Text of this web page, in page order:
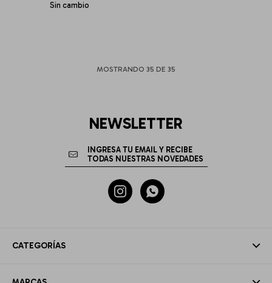
Sin cambio
MOSTRANDO 35 DE 35
CATEGORÍAS
NEWSLETTER
 